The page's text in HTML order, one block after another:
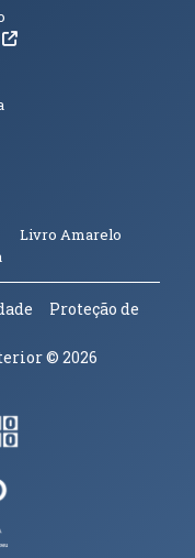
(abre em nova janela)
Livro Amarelo
(abre em nova janela)
Proteção de
© 2026